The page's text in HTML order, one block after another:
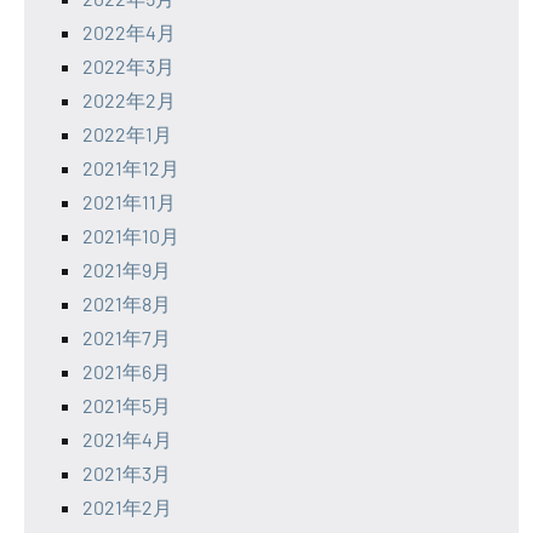
2022年4月
2022年3月
2022年2月
2022年1月
2021年12月
2021年11月
2021年10月
2021年9月
2021年8月
2021年7月
2021年6月
2021年5月
2021年4月
2021年3月
2021年2月